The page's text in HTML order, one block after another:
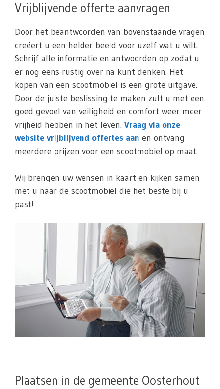
Vrijblijvende offerte aanvragen
Door het beantwoorden van bovenstaande vragen
creëert u een helder beeld voor uzelf wat u wilt.
Schrijf alle informatie en antwoorden op zodat u
er nog eens rustig over na kunt denken. Het
kopen van een scootmobiel is een grote uitgave.
Door de juiste beslissing te maken zult u met een
goed gevoel van veiligheid en comfort weer meer
vrijheid hebben in het leven. Vraag via onze
website vrijblijvend offertes aan en ontvang
meerdere prijzen voor een scootmobiel op maat.
Wij brengen uw wensen in kaart en kijken samen
met u naar de scootmobiel die het beste bij u
past!
Plaatsen in de gemeente Oosterhout